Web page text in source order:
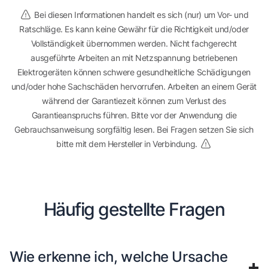
Bei diesen Informationen handelt es sich (nur) um Vor- und
Ratschläge. Es kann keine Gewähr für die Richtigkeit und/oder
Vollständigkeit übernommen werden. Nicht fachgerecht
ausgeführte Arbeiten an mit Netzspannung betriebenen
Elektrogeräten können schwere gesundheitliche Schädigungen
und/oder hohe Sachschäden hervorrufen. Arbeiten an einem Gerät
während der Garantiezeit können zum Verlust des
Garantieanspruchs führen. Bitte vor der Anwendung die
Gebrauchsanweisung sorgfältig lesen. Bei Fragen setzen Sie sich
bitte mit dem Hersteller in Verbindung.
Häufig gestellte Fragen
Wie erkenne ich, welche Ursache